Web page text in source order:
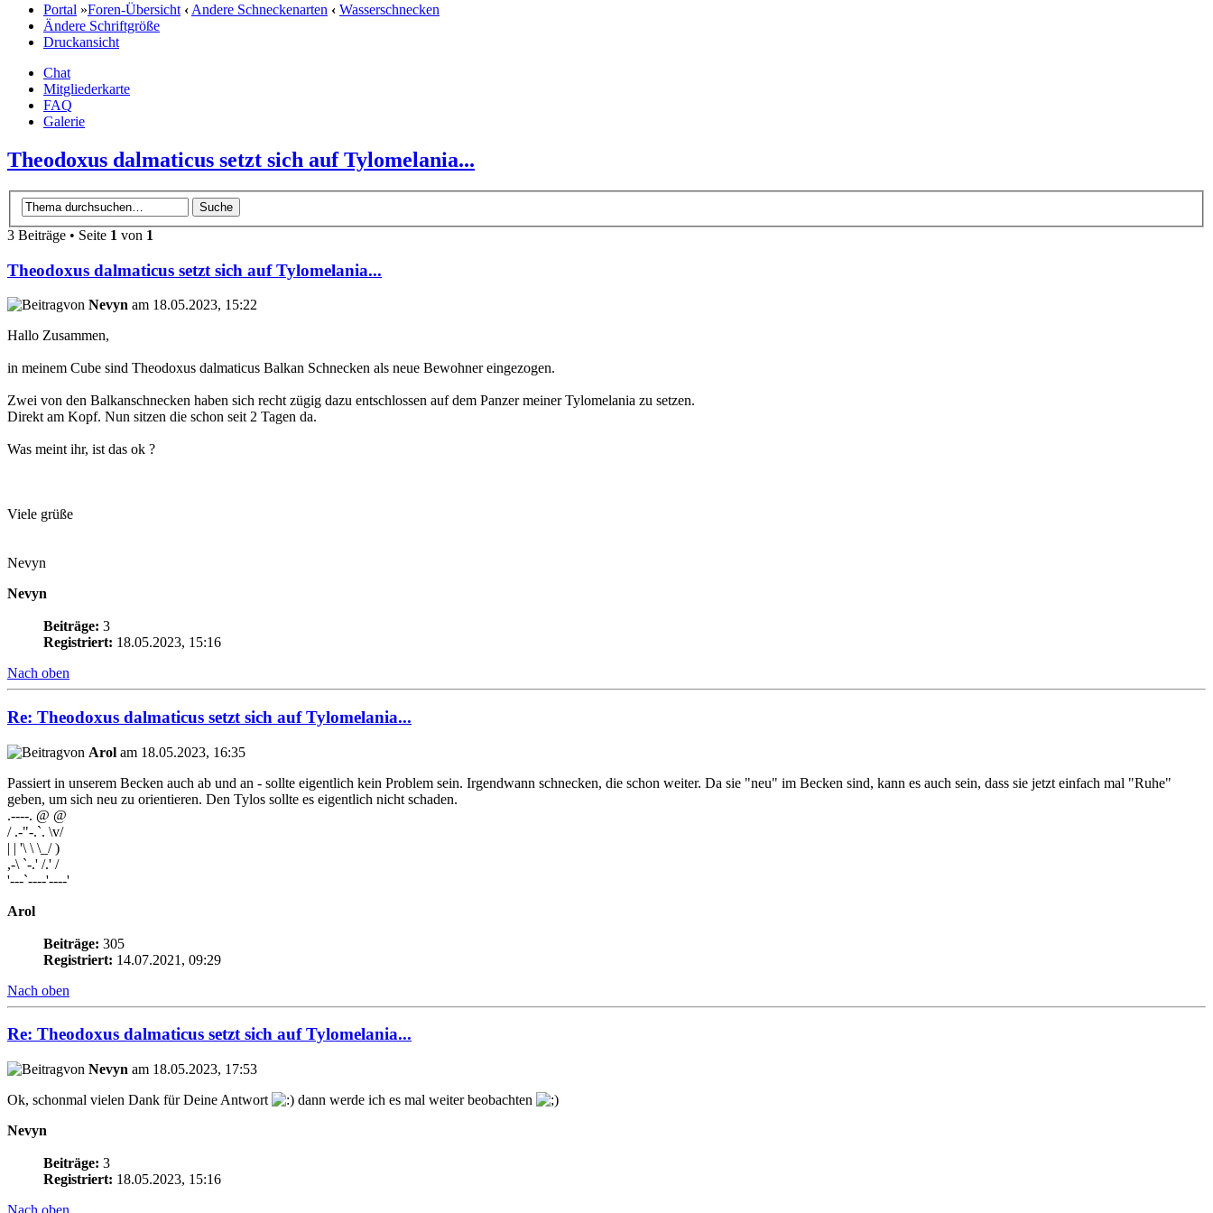
Portal »Foren-Übersicht ‹Andere Schneckenarten ‹ Wasserschnecken
Ändere Schriftgröße
Druckansicht
Chat
Mitgliederkarte
FAQ
Galerie
Theodoxus dalmaticus setzt sich auf Tylomelania...
3 Beiträge • Seite 1 von 1
Theodoxus dalmaticus setzt sich auf Tylomelania...
von Nevyn am 18.05.2023, 15:22
Hallo Zusammen,
in meinem Cube sind Theodoxus dalmaticus Balkan Schnecken als neue Bewohner eingezogen.
Zwei von den Balkanschnecken haben sich recht zügig dazu entschlossen auf dem Panzer meiner Tylomelania zu setzen.
Direkt am Kopf. Nun sitzen die schon seit 2 Tagen da.
Was meint ihr, ist das ok ?
Viele grüße
Nevyn
Nevyn
Beiträge: 3
Registriert: 18.05.2023, 15:16
Nach oben
Re: Theodoxus dalmaticus setzt sich auf Tylomelania...
von Arol am 18.05.2023, 16:35
Passiert in unserem Becken auch ab und an - sollte eigentlich kein Problem sein. Irgendwann schnecken, die schon weiter. Da sie "neu" im Becken sind, kann es auch sein, dass sie jetzt einfach mal "Ruhe"
geben, um sich neu zu orientieren. Den Tylos sollte es eigentlich nicht schaden.
.----. @ @
/ .-"-.`. \v/
| | '\ \ \_/ )
,-\ `-.' /.' /
'---`----'----'
Arol
Beiträge: 305
Registriert: 14.07.2021, 09:29
Nach oben
Re: Theodoxus dalmaticus setzt sich auf Tylomelania...
von Nevyn am 18.05.2023, 17:53
Ok, schonmal vielen Dank für Deine Antwort
dann werde ich es mal weiter beobachten
Nevyn
Beiträge: 3
Registriert: 18.05.2023, 15:16